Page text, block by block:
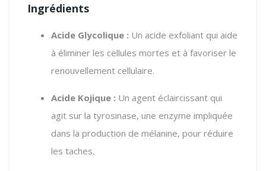
Ingrédients
Acide Glycolique : Un acide exfoliant qui aide
à éliminer les cellules mortes et à favoriser le
renouvellement cellulaire.
Acide Kojique : Un agent éclaircissant qui
agit sur la tyrosinase, une enzyme impliquée
dans la production de mélanine, pour réduire
les taches.